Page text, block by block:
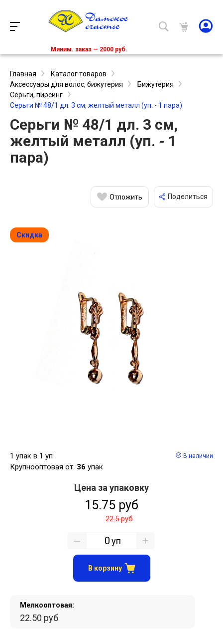
Миним. заказ — 2000 руб.
Главная
Каталог товаров
Аксессуары для волос, бижутерия
Бижутерия
Серьги, пирсинг
Серьги № 48/1 дл. 3 см, желтый металл (уп. - 1 пара)
Серьги № 48/1 дл. 3 см,
желтый металл (уп. - 1
пара)
Отложить Поделиться
Скидка
1 упак в 1 уп
Крупнооптовая от: 36 упак
В наличии
Мелкооптовая:
22.50 руб
Цена за упаковку
15.75 руб
22.5 руб
уп
В корзину